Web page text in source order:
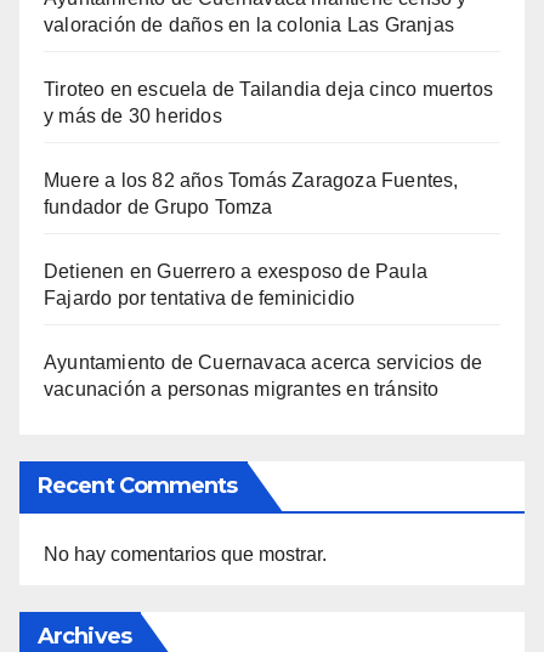
valoración de daños en la colonia Las Granjas
Tiroteo en escuela de Tailandia deja cinco muertos
y más de 30 heridos
Muere a los 82 años Tomás Zaragoza Fuentes,
fundador de Grupo Tomza
Detienen en Guerrero a exesposo de Paula
Fajardo por tentativa de feminicidio
Ayuntamiento de Cuernavaca acerca servicios de
vacunación a personas migrantes en tránsito
Recent Comments
No hay comentarios que mostrar.
Archives